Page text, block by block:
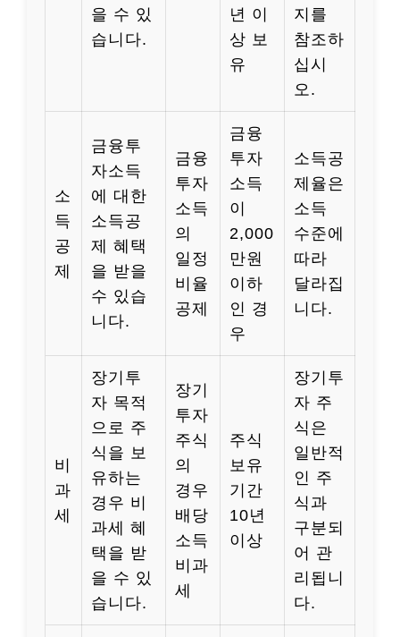
을 수 있
습니다.
년 이
상 보
유
지를
참조하
십시
오.
소
득
공
제
금융투
자소득
에 대한
소득공
제 혜택
을 받을
수 있습
니다.
금융
투자
소득
의
일정
비율
공제
금융
투자
소득
이
2,000
만원
이하
인 경
우
소득공
제율은
소득
수준에
따라
달라집
니다.
비
과
세
장기투
자 목적
으로 주
식을 보
유하는
경우 비
과세 혜
택을 받
을 수 있
습니다.
장기
투자
주식
의
경우
배당
소득
비과
세
주식
보유
기간
10년
이상
장기투
자 주
식은
일반적
인 주
식과
구분되
어 관
리됩니
다.